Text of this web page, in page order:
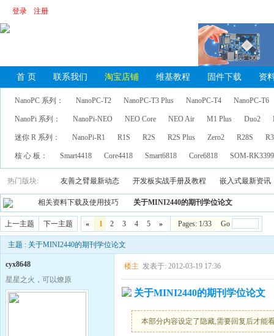
登录 注册
首 页 联系我们 淘宝店铺 维基教程 固件下载 资
NanoPC 系列： NanoPC-T2 NanoPC-T3 Plus NanoPC-T4 NanoPC-T6
NanoPi 系列： NanoPi-NEO NEO Core NEO Air M1 Plus Duo2
迷你 R 系列： NanoPi-R1 R1S R2S R2S Plus Zero2 R28S
核 心 板： Smart4418 Core4418 Smart6818 Core6818 SOM-
热门版块: 友善之臂最新动态 开发板实战手册及教程 嵌入式最新资讯
相关资料下载及使用技巧 关于MINI2440的期刊学位论文
上一主题 下一主题 « 1 2 3 4 5 » Pages: 1/33 Go
主题 : 关于MINI2440的期刊学位论文
cyx8648
星星之火，可以燎原
楼主 发表于: 2012-03-19 17:36
关于MINI2440的期刊学位论文
本部分内容设定了隐藏,需要回复后才能